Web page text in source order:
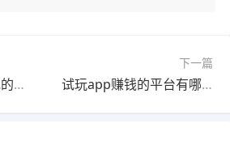
每天在红包群领红包的软件有哪些？分享两款领红包看广告的app
下一篇
试玩app赚钱的平台有哪些？2026试玩这四个软件都可以赚钱